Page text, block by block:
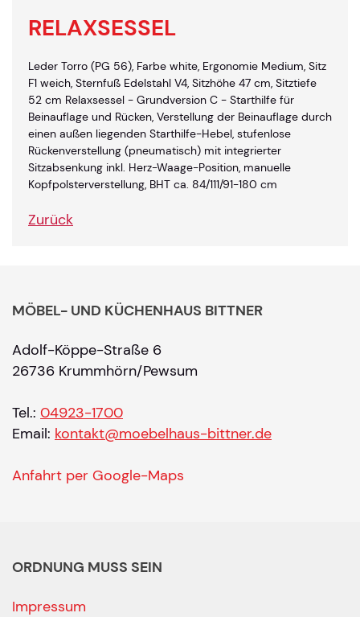
RELAXSESSEL
Leder Torro (PG 56), Farbe white, Ergonomie Medium, Sitz
F1 weich, Sternfuß Edelstahl V4, Sitzhöhe 47 cm, Sitztiefe
52 cm Relaxsessel - Grundversion C - Starthilfe für
Beinauflage und Rücken, Verstellung der Beinauflage durch
einen außen liegenden Starthilfe-Hebel, stufenlose
Rückenverstellung (pneumatisch) mit integrierter
Sitzabsenkung inkl. Herz-Waage-Position, manuelle
Kopfpolsterverstellung, BHT ca. 84/111/91-180 cm
Zurück
MÖBEL- UND KÜCHENHAUS BITTNER
Adolf-Köppe-Straße 6
26736 Krummhörn/Pewsum
Tel.: 04923-1700
Email: kontakt@moebelhaus-bittner.de
Anfahrt per Google-Maps
ORDNUNG MUSS SEIN
Impressum